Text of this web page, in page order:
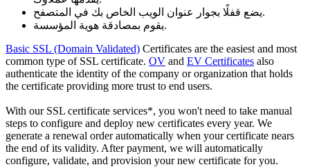
يضع قفلًا بجوار عنوان الويب الخاص بك في المتصفح.
يقوم بمصادقة هوية المؤسسة.
Basic SSL (Domain Validated) Certificates are the easiest and most
common type of SSL certificate. OV and EV Certificates also
authenticate the identity of the company or organization that holds
the certificate providing more trust to end users.
With our SSL certificate services*, you won't need to take manual
steps to configure and deploy new certificates every year. We
generate a renewal order automatically when your certificate nears
the end of its validity. After payment, we will automatically
configure, validate, and provision your new certificate for you.